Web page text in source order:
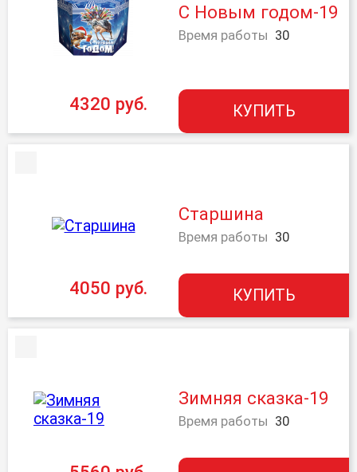
С Новым годом-19
Время работы 30
4320 руб. КУПИТЬ
Старшина
Время работы 30
4050 руб. КУПИТЬ
Зимняя сказка-19
Время работы 30